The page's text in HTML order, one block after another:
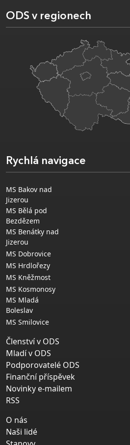
ODS v regionech
Rychlá navigace
MS Bakov nad
Jizerou
MS Bělá pod
Bezdězem
MS Benátky nad
Jizerou
MS Dobrovice
MS Hrdlořezy
MS Kněžmost
MS Kosmonosy
MS Mladá
Boleslav
MS Smilovice
Členství v ODS
Mladí v ODS
Podporovatelé ODS
Finanční příspěvek
Novinky e-mailem
RSS
O nás
Naši lidé